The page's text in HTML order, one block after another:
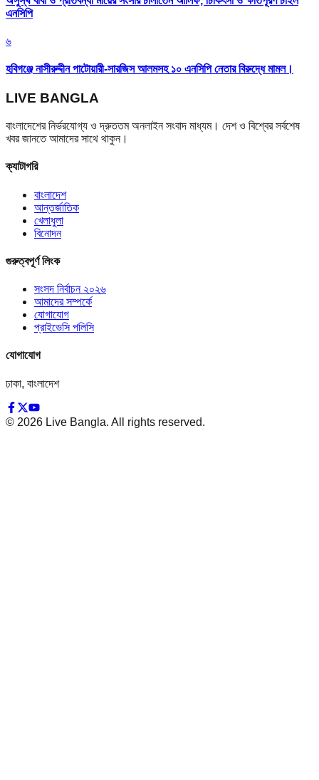
এনসিপি
৬
হবিগঞ্জে নাসীরুদ্দীন পাটোয়ারী-সারজিস আলমসহ ১০ এনসিপি নেতার বিরুদ্ধে মামল।
LIVE BANGLA
বাংলাদেশের নির্ভরযোগ্য ও দ্রুততম অনলাইন সংবাদ মাধ্যম। দেশ ও বিশ্বের সর্বশেষ
খবর জানতে আমাদের সাথে থাকুন।
ক্যাটাগরি
বাংলাদেশ
আন্তর্জাতিক
খেলাধুলা
বিনোদন
গুরুত্বপূর্ণ লিংক
সংসদ নির্বাচন ২০২৬
আমাদের সম্পর্কে
যোগাযোগ
প্রাইভেসি পলিসি
যোগাযোগ
ঢাকা, বাংলাদেশ
© 2026 Live Bangla. All rights reserved.